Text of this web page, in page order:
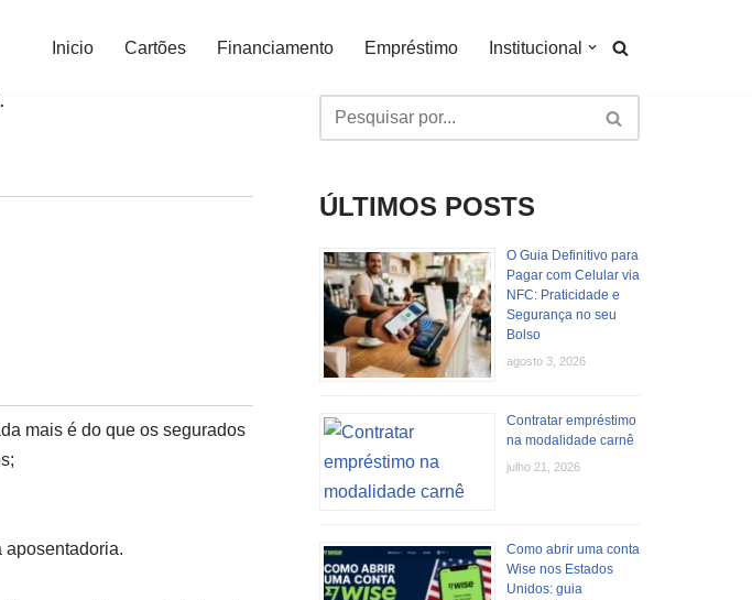
Inicio Cartões Financiamento Empréstimo Institucional
mais é do que os segurados
aposentadoria.
ÚLTIMOS POSTS
O Guia Definitivo para
Pagar com Celular via
NFC: Praticidade e
Segurança no seu
Bolso
agosto 3, 2026
Contratar empréstimo
na modalidade carnê
julho 21, 2026
Como abrir uma conta
Wise nos Estados
Unidos: guia